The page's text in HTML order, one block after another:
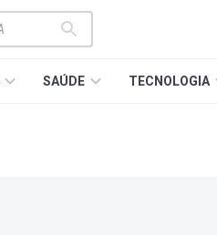
SAÚDE TECNOLOGIA